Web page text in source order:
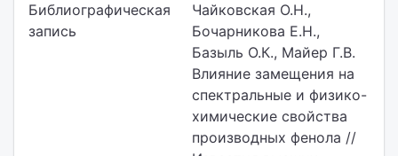
Библиографическая
запись
Чайковская О.Н.,
Бочарникова Е.Н.,
Базыль О.К., Майер Г.В.
Влияние замещения на
спектральные и физико-
химические свойства
производных фенола //